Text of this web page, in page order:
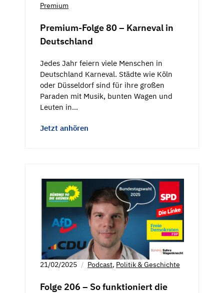
Premium
Premium-Folge 80 – Karneval in
Deutschland
Jedes Jahr feiern viele Menschen in
Deutschland Karneval. Städte wie Köln
oder Düsseldorf sind für ihre großen
Paraden mit Musik, bunten Wagen und
Leuten in…
Jetzt anhören
21/02/2025 Podcast, Politik & Geschichte
Folge 206 – So funktioniert die